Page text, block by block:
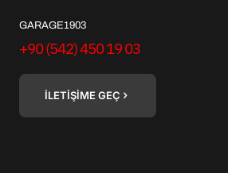
GARAGE1903
+90 (542) 450 19 03
İLETİŞİME GEÇ